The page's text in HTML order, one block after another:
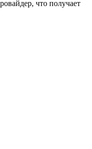
что получает